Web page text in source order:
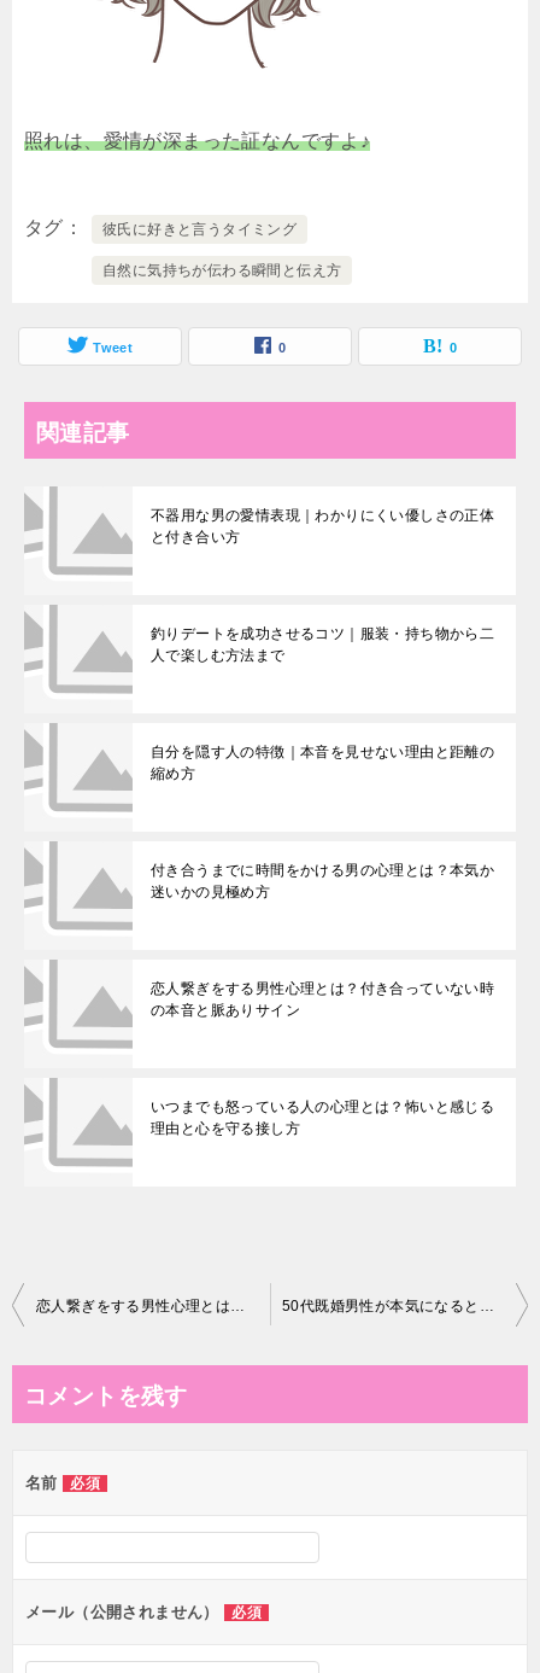
照れは、愛情が深まった証なんですよ♪
タグ 彼氏に好きと言うタイミング
自然に気持ちが伝わる瞬間と伝え方
Tweet 0 0
関連記事
不器用な男の愛情表現｜わかりにくい優しさの正体
と付き合い方
釣りデートを成功させるコツ｜服装・持ち物から二
人で楽しむ方法まで
自分を隠す人の特徴｜本音を見せない理由と距離の
縮め方
付き合うまでに時間をかける男の心理とは？本気か
迷いかの見極め方
恋人繋ぎをする男性心理とは？付き合っていない時
の本音と脈ありサイン
いつまでも怒っている人の心理とは？怖いと感じる
理由と心を守る接し方
投
ビ
ー
シ
ン
恋人繋ぎをする男性心理とは？付き合っていない時の本音と脈ありサイン 50代既婚男性が本気になるときの心理と行動｜本命サインと恋の行方
コメントを残す
名前 必須
メール（公開されません） 必須